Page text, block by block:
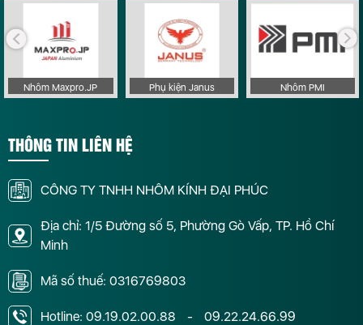
Nhôm Maxpro.JP Phụ kiện Janus Nhôm PMI
THÔNG TIN LIÊN HỆ
CÔNG TY TNHH NHÔM KÍNH ĐẠI PHÚC
Địa chỉ: 1/5 Đường số 5, Phường Gò Vấp, TP. Hồ Chí
Minh
Mã số thuế: 0316769803
Hotline: 09.19.02.00.88 - 09.22.24.66.99